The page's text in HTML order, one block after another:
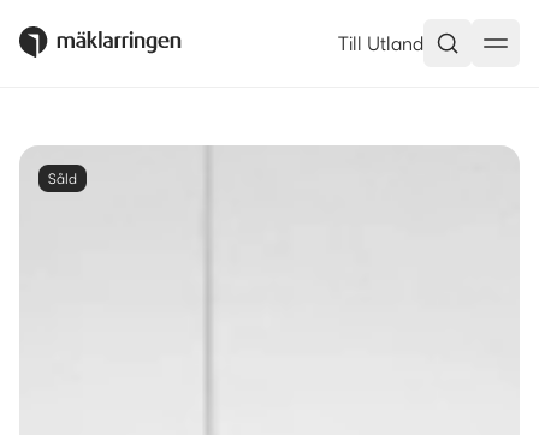
Till Utland
Såld